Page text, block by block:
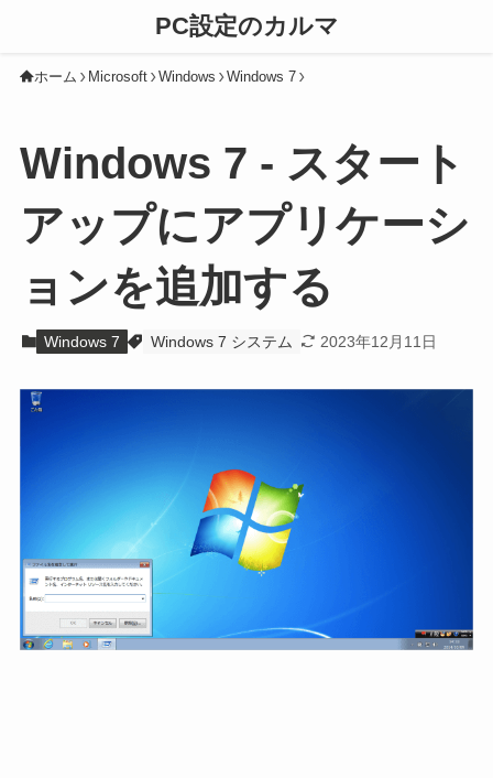
PC設定のカルマ
ホーム Microsoft Windows Windows 7
Windows 7 - スタート
アップにアプリケーシ
ョンを追加する
Windows 7 Windows 7 システム 2023年12月11日